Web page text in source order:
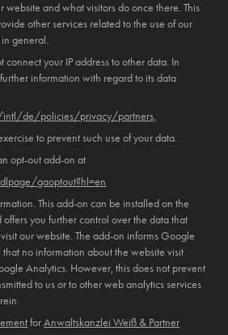
website and what visitors do once there. This
other services related to the use of our
general.
your IP address to other data. In
information with regard to its data
de/policies/privacy/partners,
to prevent such use of your data.
opt-out add-on at
gaoptout?hl=en
This add-on can be installed on the
you further control over the data that
our website. The add-on informs Google
no information about the website visit
Analytics. However, this does not prevent
to us or to other web analytics services
forAnwaltskanzlei Weiß & Partner